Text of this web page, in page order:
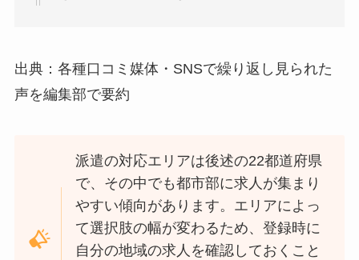
出典：各種口コミ媒体・SNSで繰り返し見られた
声を編集部で要約
派遣の対応エリアは後述の22都道府県
で、その中でも都市部に求人が集まり
やすい傾向があります。エリアによっ
て選択肢の幅が変わるため、登録時に
自分の地域の求人を確認しておくこと